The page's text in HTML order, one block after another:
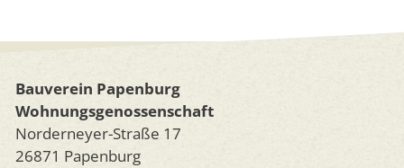
Bauverein Papenburg
Wohnungsgenossenschaft
Norderneyer-Straße 17
26871 Papenburg